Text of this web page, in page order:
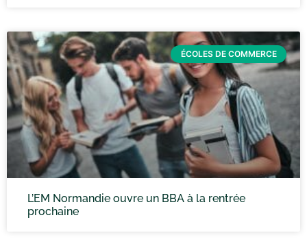
ÉCOLES DE COMMERCE
L’EM Normandie ouvre un BBA à la rentrée
prochaine